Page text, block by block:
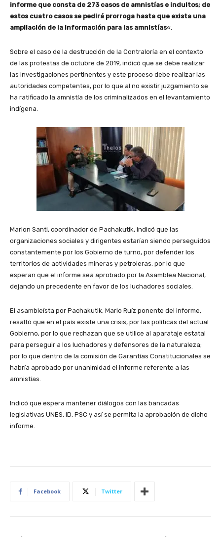
informe que consta de 273 casos de amnistías e indultos; de
estos cuatro casos se pedirá prorroga hasta que exista una
ampliación de la información para las amnistías«.
Sobre el caso de la destrucción de la Contraloría en el contexto
de las protestas de octubre de 2019, indicó que se debe realizar
las investigaciones pertinentes y este proceso debe realizar las
autoridades competentes, por lo que al no existir juzgamiento se
ha ratificado la amnistía de los criminalizados en el levantamiento
indígena.
Marlon Santi, coordinador de Pachakutik, indicó que las
organizaciones sociales y dirigentes estarían siendo perseguidos
constantemente por los Gobierno de turno, por defender los
territorios de actividades mineras y petroleras, por lo que
esperan que el informe sea aprobado por la Asamblea Nacional,
dejando un precedente en favor de los luchadores sociales.
El asambleísta por Pachakutik, Mario Ruíz ponente del informe,
resaltó que en el país existe una crisis, por las políticas del actual
Gobierno, por lo que rechazan que se utilice al aparataje estatal
para perseguir a los luchadores y defensores de la naturaleza;
por lo que dentro de la comisión de Garantías Constitucionales se
habría aprobado por unanimidad el informe referente a las
amnistías.
Indicó que espera mantener diálogos con las bancadas
legislativas UNES, ID, PSC y así se permita la aprobación de dicho
informe.
Facebook Twitter